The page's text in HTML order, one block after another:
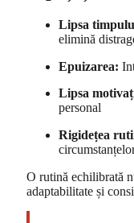
Lipsa
elimină
Epuizarea:
Lipsa
personal
Rigidețea
O rutină echilibrată
adaptabilitate și